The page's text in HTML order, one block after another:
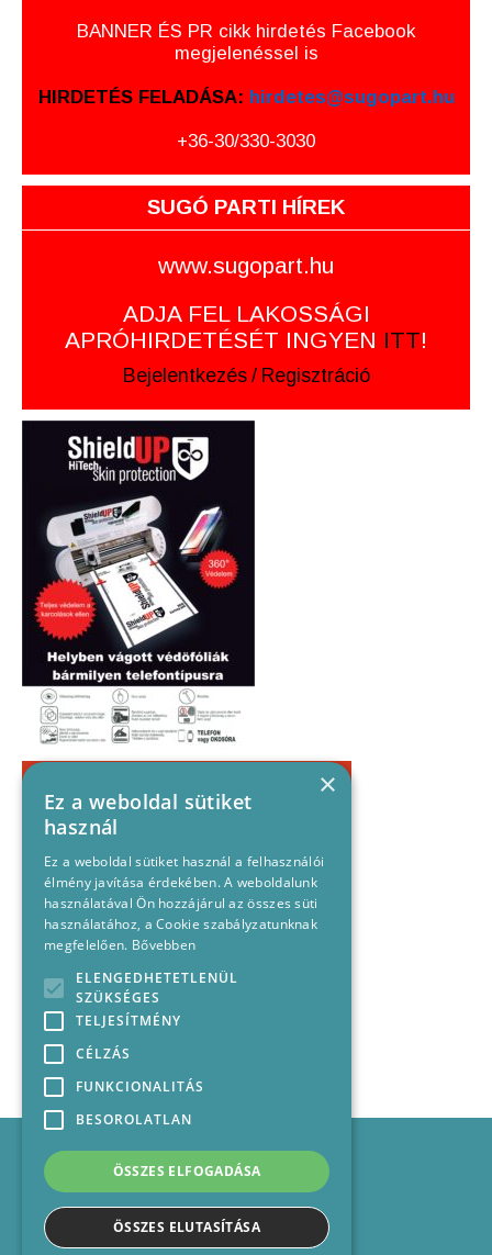
BANNER ÉS PR cikk hirdetés Facebook
megjelenéssel is
HIRDETÉS FELADÁSA: hirdetes@sugopart.hu
+36-30/330-3030
SUGÓ PARTI HÍREK
www.sugopart.hu
ADJA FEL LAKOSSÁGI
APRÓHIRDETÉSÉT INGYEN ITT!
Bejelentkezés / Regisztráció
Médiajánlat
Felhasználási feltételek
Panaszkezelési nyilatkozat
×
Ez a weboldal sütiket
használ
Ez a weboldal sütiket használ a felhasználói
élmény javítása érdekében. A weboldalunk
használatával Ön hozzájárul az összes süti
használatához, a Cookie szabályzatunknak
megfelelően. Bővebben
ELENGEDHETETLENÜL
SZÜKSÉGES
TELJESÍTMÉNY
CÉLZÁS
FUNKCIONALITÁS
BESOROLATLAN
ÖSSZES ELFOGADÁSA
ÖSSZES ELUTASÍTÁSA